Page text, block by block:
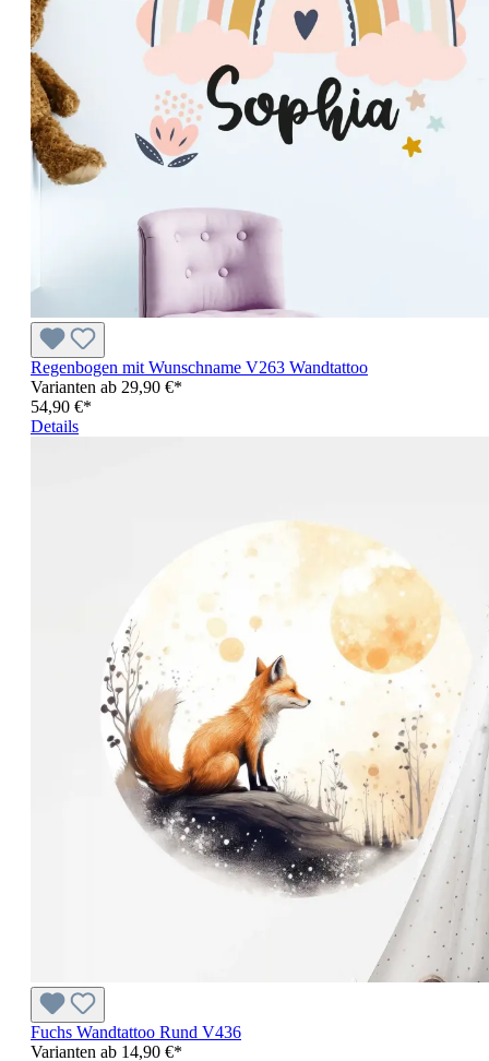
Regenbogen mit Wunschname V263 Wandtattoo
Varianten ab 29,90 €*
54,90 €*
Details
Fuchs Wandtattoo Rund V436
Varianten ab 14,90 €*